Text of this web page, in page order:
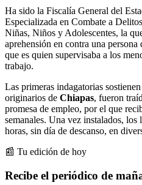
Ha sido la Fiscalía General del
Especializada en Combate a
Niñas, Niños y Adolescentes, la
aprehensión en contra una
que es quien supervisaba a los
trabajo.
Las primeras indagatorias
originarios de Chiapas, fueron
promesa de empleo, por el que
semanales. Una vez instalados,
horas, sin día de descanso, en
📰 Tu edición de hoy
Recibe el periódico de